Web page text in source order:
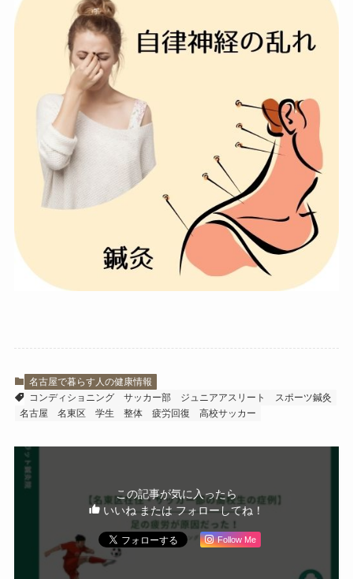
名古屋で暮らす人の健康情報
コンディショニング
サッカー部 ジュニアアスリート
スポーツ鍼灸
名古屋
名東区 学生 整体 疲労回復 高校サッカー
この記事が気に入ったら
いいね または フォローしてね！
Follow Me